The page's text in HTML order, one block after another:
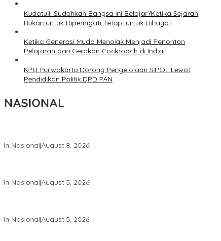
Kudatuli: Sudahkah Bangsa Ini Belajar?Ketika Sejarah
Bukan untuk Diperingati, tetapi untuk Dihayati
Ketika Generasi Muda Menolak Menjadi Penonton
Pelajaran dari Gerakan Cockroach di India
KPU Purwakarta Dorong Pengelolaan SIPOL Lewat
Pendidikan Politik DPD PAN
NASIONAL
In Nasional|August 8, 2026
In Nasional|August 5, 2026
In Nasional|August 5, 2026